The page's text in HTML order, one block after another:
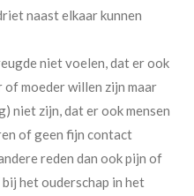
naast elkaar kunnen
niet voelen, dat er ook
of moeder willen zijn maar
niet zijn, dat er ook mensen
of geen fijn contact
reden dan ook pijn of
het ouderschap in het